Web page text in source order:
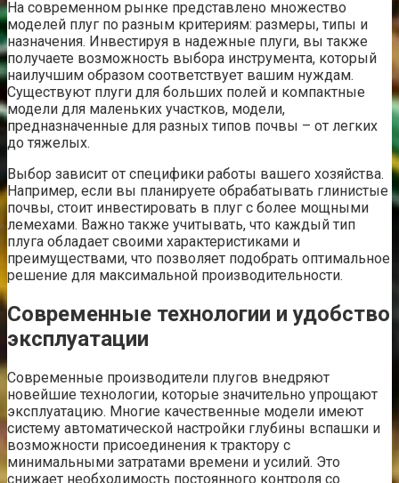
На современном рынке представлено множество
моделей плуг по разным критериям: размеры, типы и
назначения. Инвестируя в надежные плуги, вы также
получаете возможность выбора инструмента, который
наилучшим образом соответствует вашим нуждам.
Существуют плуги для больших полей и компактные
модели для маленьких участков, модели,
предназначенные для разных типов почвы – от легких
до тяжелых.
Выбор зависит от специфики работы вашего хозяйства.
Например, если вы планируете обрабатывать глинистые
почвы, стоит инвестировать в плуг с более мощными
лемехами. Важно также учитывать, что каждый тип
плуга обладает своими характеристиками и
преимуществами, что позволяет подобрать оптимальное
решение для максимальной производительности.
Современные технологии и удобство
эксплуатации
Современные производители плугов внедряют
новейшие технологии, которые значительно упрощают
эксплуатацию. Многие качественные модели имеют
систему автоматической настройки глубины вспашки и
возможности присоединения к трактору с
минимальными затратами времени и усилий. Это
снижает необходимость постоянного контроля со